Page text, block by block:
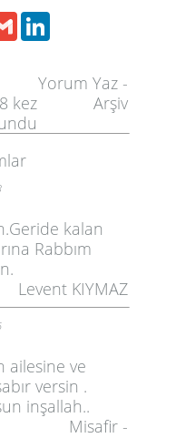
Gmail
Yorum Yaz -
Arşiv
kez
kalan
Rabbım
Levent KIYMAZ
ailesine ve
versin .
inşallah..
Misafir -